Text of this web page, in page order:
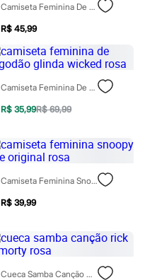
Camiseta Feminina De Algodão Manga Curta Mickey Mouse Off White
R$ 45,99
Camiseta Feminina De Algodão Glinda Wicked Rosa
R$ 35,99R$ 69,99
Camiseta Feminina Snoopy The Original Rosa
R$ 39,99
Cueca Samba Canção Rick E Morty Rosa